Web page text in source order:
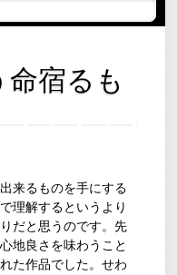
宿るも
来るものを手にする
理解するというより
だと思うのです。先
地良さを味わうこと
た作品でした。せわ